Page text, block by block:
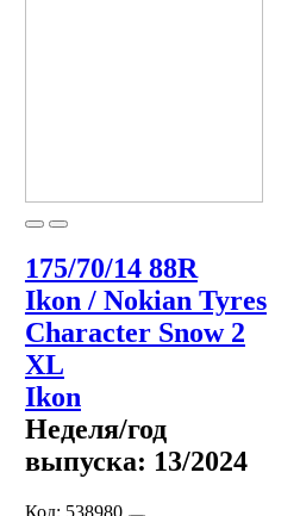
175/70/14 88R
Ikon / Nokian Tyres
Character Snow 2
XL
Ikon
Неделя/год
выпуска: 13/2024
Код: 538980